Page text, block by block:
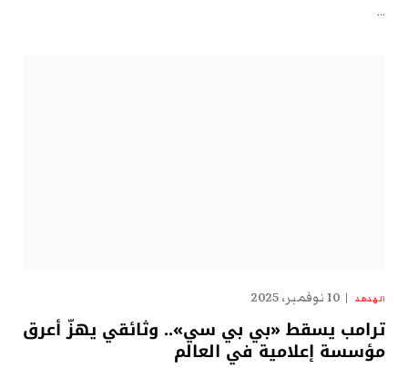
…
الهدهد 10 نوفمبر، 2025
ترامب يسقط «بي بي سي».. وثائقي يهزّ أعرق
مؤسسة إعلامية في العالم